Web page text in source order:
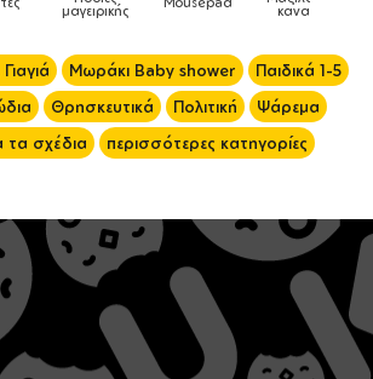
Μωράκι Baby shower
Παιδικά 1-5
Θρησκευτικά Πολιτική
Ψάρεμα
τα σχέδια περισσότερες κατηγορίες